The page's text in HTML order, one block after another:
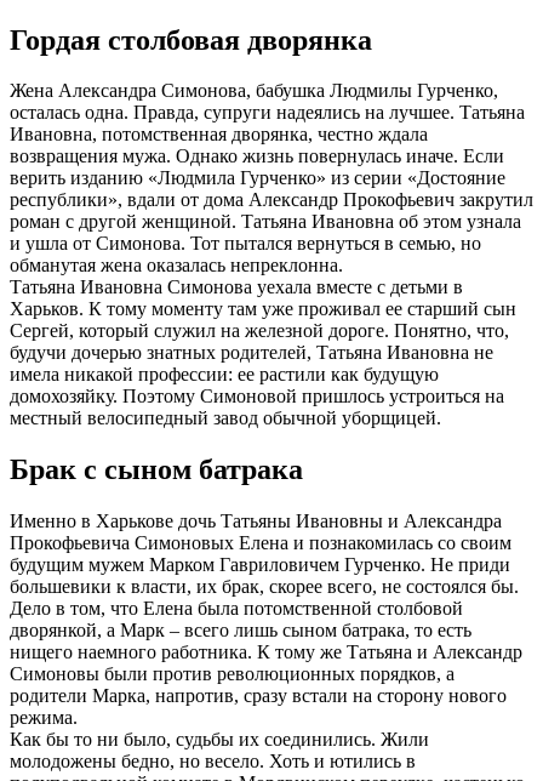
Гордая столбовая дворянка
Жена Александра Симонова, бабушка Людмилы Гурченко,
осталась одна. Правда, супруги надеялись на лучшее. Татьяна
Ивановна, потомственная дворянка, честно ждала
возвращения мужа. Однако жизнь повернулась иначе. Если
верить изданию «Людмила Гурченко» из серии «Достояние
республики», вдали от дома Александр Прокофьевич закрутил
роман с другой женщиной. Татьяна Ивановна об этом узнала
и ушла от Симонова. Тот пытался вернуться в семью, но
обманутая жена оказалась непреклонна.
Татьяна Ивановна Симонова уехала вместе с детьми в
Харьков. К тому моменту там уже проживал ее старший сын
Сергей, который служил на железной дороге. Понятно, что,
будучи дочерью знатных родителей, Татьяна Ивановна не
имела никакой профессии: ее растили как будущую
домохозяйку. Поэтому Симоновой пришлось устроиться на
местный велосипедный завод обычной уборщицей.
Брак с сыном батрака
Именно в Харькове дочь Татьяны Ивановны и Александра
Прокофьевича Симоновых Елена и познакомилась со своим
будущим мужем Марком Гавриловичем Гурченко. Не приди
большевики к власти, их брак, скорее всего, не состоялся бы.
Дело в том, что Елена была потомственной столбовой
дворянкой, а Марк – всего лишь сыном батрака, то есть
нищего наемного работника. К тому же Татьяна и Александр
Симоновы были против революционных порядков, а
родители Марка, напротив, сразу встали на сторону нового
режима.
Как бы то ни было, судьбы их соединились. Жили
молодожены бедно, но весело. Хоть и ютились в